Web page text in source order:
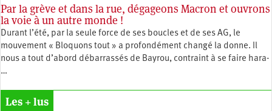
Par la grève et dans la rue, dégageons Macron et ouvrons
la voie à un autre monde !
Durant l’été, par la seule force de ses boucles et de ses AG, le
mouvement « Bloquons tout » a profondément changé la donne. Il
nous a tout d’abord débarrassés de Bayrou, contraint à se faire hara-
…
Les + lus